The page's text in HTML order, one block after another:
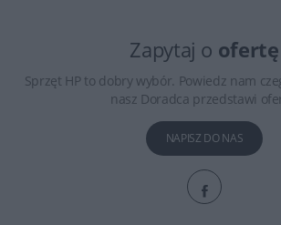
Zapytaj o ofertę
Sprzęt HP to dobry wybór. Powiedz nam
nasz Doradca przedstawi
NAPISZ DO NAS